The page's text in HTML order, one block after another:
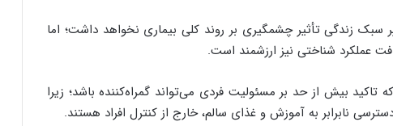
سبک زندگی تأثیر چشمگیری بر روند کلی بیماری نخواهد داشت؛ اما
شناختی نیز ارزشمند است.
بیش از حد بر مسئولیت فردی می‌تواند گمراه‌کننده باشد؛ زیرا
نابرابر به آموزش و غذای سالم، خارج از کنترل افراد هستند.